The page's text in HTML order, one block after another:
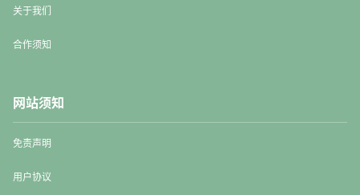
关于我们
合作须知
网站须知
免责声明
用户协议